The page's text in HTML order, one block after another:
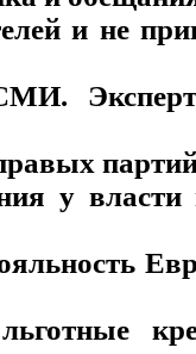
и не
у власти